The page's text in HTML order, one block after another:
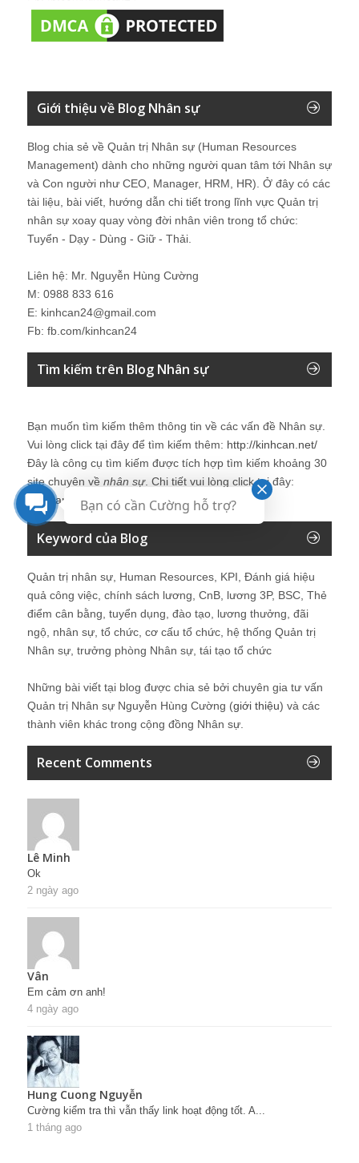
Giới thiệu về Blog Nhân sự
Blog chia sẻ về Quản trị Nhân sự (Human Resources
Management) dành cho những người quan tâm tới Nhân sự
và Con người như CEO, Manager, HRM, HR). Ở đây có các
tài liệu, bài viết, hướng dẫn chi tiết trong lĩnh vực Quản trị
nhân sự xoay quay vòng đời nhân viên trong tổ chức:
Tuyển - Dạy - Dùng - Giữ - Thải.
Liên hệ: Mr. Nguyễn Hùng Cường
M: 0988 833 616
E: kinhcan24@gmail.com
Fb: fb.com/kinhcan24
Tìm kiếm trên Blog Nhân sự
Bạn muốn tìm kiếm thêm thông tin về các vấn đề Nhân sự
Vui lòng click tại đây để tìm kiếm thêm: http://kinhcan.net/
Đây là công cụ tìm kiếm được tích hợp tìm kiếm khoảng 30
site chuyên về nhân sự. Chi tiết vui lòng click tại đây:
Kinhcan24′s Search
Keyword của Blog
Quản trị nhân sự, Human Resources, KPI, Đánh giá hiệu
quả công việc, chính sách lương, CnB, lương 3P, BSC, Thẻ
điểm cân bằng, tuyển dụng, đào tạo, lương thưởng, đãi
ngộ, nhân sự, tổ chức, cơ cấu tổ chức, hệ thống Quản trị
Nhân sự, trưởng phòng Nhân sự, tái tạo tổ chức
Những bài viết tại blog được chia sẻ bởi chuyên gia tư vấn
Quản trị Nhân sự Nguyễn Hùng Cường (giới thiệu) và các
thành viên khác trong cộng đồng Nhân sự.
Recent Comments
Lê Minh
Ok
2 ngày ago
Vân
Em cảm ơn anh!
4 ngày ago
Hung Cuong Nguyễn
Cường kiểm tra thì vẫn thấy link hoạt động tốt. A...
1 tháng ago
Bạn có cần Cường hỗ trợ?